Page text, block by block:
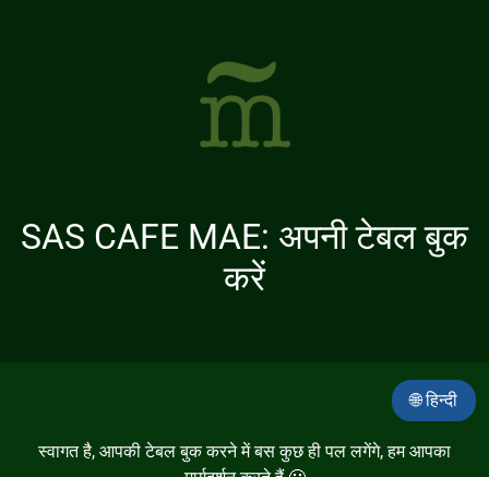
SAS CAFE MAE: अपनी टेबल बुक
करें
🌐 हिन्दी
स्वागत है, आपकी टेबल बुक करने में बस कुछ ही पल लगेंगे, हम आपका